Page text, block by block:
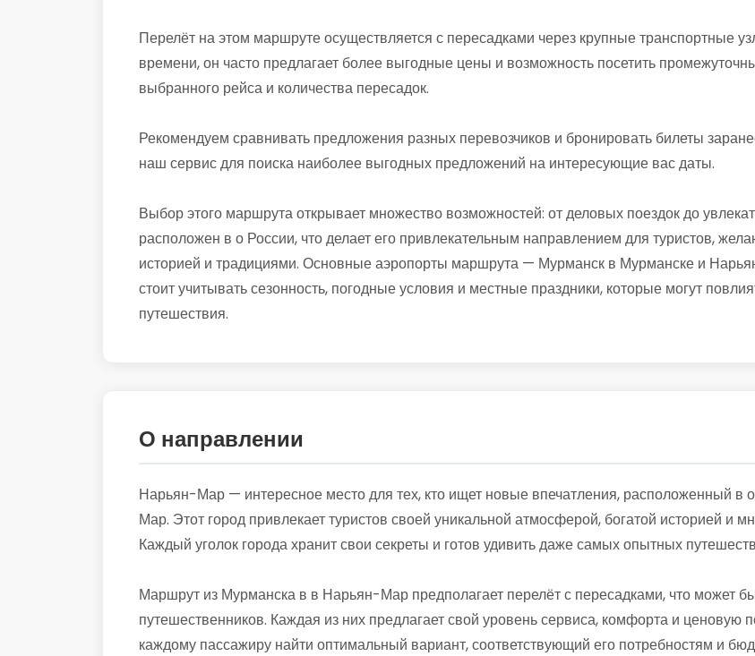
Перелёт на этом маршруте осуществляется с пересадками через крупные транспортные
времени, он часто предлагает более выгодные цены и возможность посетить
выбранного рейса и количества пересадок.
Рекомендуем сравнивать предложения разных перевозчиков и бронировать билеты
наш сервис для поиска наиболее выгодных предложений на интересующие вас даты.
Выбор этого маршрута открывает множество возможностей: от деловых поездок до
расположен в о России, что делает его привлекательным направлением для туристов,
историей и традициями. Основные аэропорты маршрута — Мурманск в Мурманске и
стоит учитывать сезонность, погодные условия и местные праздники, которые могут
путешествия.
О направлении
Нарьян-Мар — интересное место для тех, кто ищет новые впечатления, расположенный в
Мар. Этот город привлекает туристов своей уникальной атмосферой, богатой историей и
Каждый уголок города хранит свои секреты и готов удивить даже самых опытных
Маршрут из Мурманска в в Нарьян-Мар предполагает перелёт с пересадками, что может
путешественников. Каждая из них предлагает свой уровень сервиса, комфорта и ценовую
каждому пассажиру найти оптимальный вариант, соответствующий его потребностям и